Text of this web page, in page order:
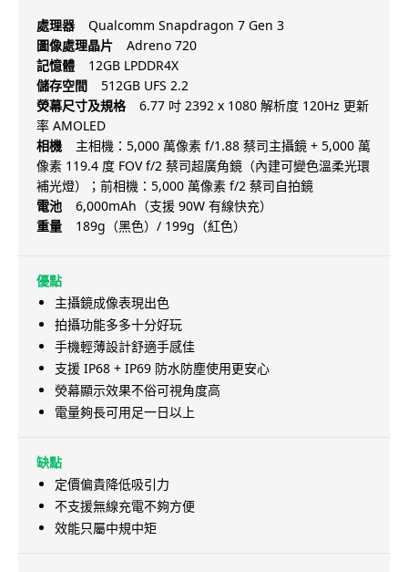
處理器
Qualcomm Snapdragon 7 Gen 3
圖像處理晶片
Adreno 720
記憶體
12GB LPDDR4X
儲存空間
512GB UFS 2.2
熒幕尺寸及規格
6.77 吋 2392 x 1080 解析度 120Hz 更新
率 AMOLED
相機
主相機：5,000 萬像素 f/1.88 蔡司主攝鏡 + 5,000 萬
像素 119.4 度 FOV f/2 蔡司超廣角鏡（內建可變色溫柔光環
補光燈）；前相機：5,000 萬像素 f/2 蔡司自拍鏡
電池
6,000mAh（支援 90W 有線快充）
重量
189g（黑色）/ 199g（紅色）
優點
主攝鏡成像表現出色
拍攝功能多多十分好玩
手機輕薄設計舒適手感佳
支援 IP68 + IP69 防水防塵使用更安心
熒幕顯示效果不俗可視角度高
電量夠長可用足一日以上
缺點
定價偏貴降低吸引力
不支援無線充電不夠方便
效能只屬中規中矩